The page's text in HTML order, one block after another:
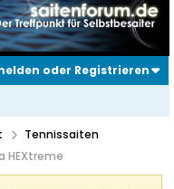
oder Registrieren
Tennissaiten
HEXtreme